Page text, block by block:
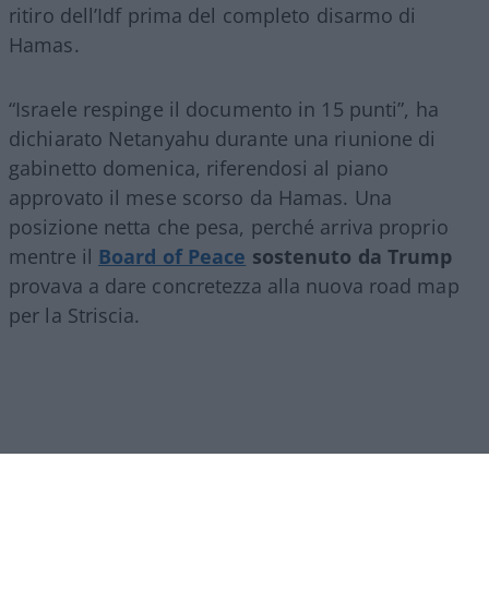
ritiro dell’Idf prima del completo disarmo di
Hamas.
“Israele respinge il documento in 15 punti”, ha
dichiarato Netanyahu durante una riunione di
gabinetto domenica, riferendosi al piano
approvato il mese scorso da Hamas. Una
posizione netta che pesa, perché arriva proprio
mentre il Board of Peace sostenuto da Trump
provava a dare concretezza alla nuova road map
per la Striscia.